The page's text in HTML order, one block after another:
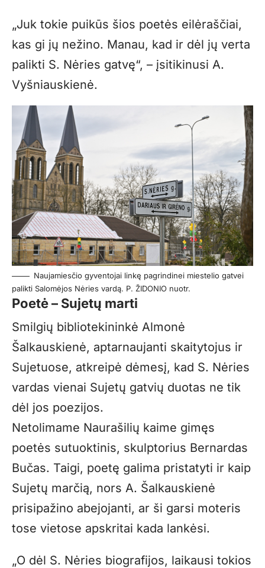
„Juk tokie puikūs šios poetės eilėraščiai,
kas gi jų nežino. Manau, kad ir dėl jų verta
palikti S. Nėries gatvę“, – įsitikinusi A.
Vyšniauskienė.
Naujamiesčio gyventojai linkę pagrindinei miestelio gatvei
palikti Salomėjos Nėries vardą. P. ŽIDONIO nuotr.
Poetė – Sujetų marti
Smilgių bibliotekininkė Almonė
Šalkauskienė, aptarnaujanti skaitytojus ir
Sujetuose, atkreipė dėmesį, kad S. Nėries
vardas vienai Sujetų gatvių duotas ne tik
dėl jos poezijos.
Netolimame Naurašilių kaime gimęs
poetės sutuoktinis, skulptorius Bernardas
Bučas. Taigi, poetę galima pristatyti ir kaip
Sujetų marčią, nors A. Šalkauskienė
prisipažino abejojanti, ar ši garsi moteris
tose vietose apskritai kada lankėsi.
„O dėl S. Nėries biografijos, laikausi tokios